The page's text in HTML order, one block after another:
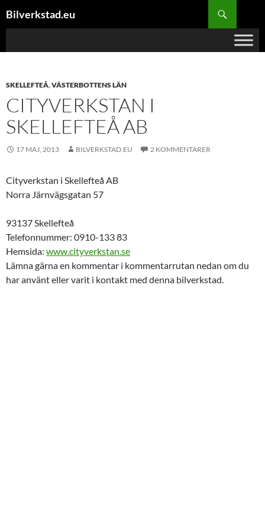
tillBilverkstad.eu
SKELLEFTEÅ,VÄSTERBOTTENS LÄN
CITYVERKSTAN I
SKELLEFTEÅ AB
17 MAJ, 2013 BILVERKSTAD.EU 2 KOMMENTARER
Cityverkstan i Skellefteå AB
Norra Järnvägsgatan 57
93137 Skellefteå
Telefonnummer: 0910-133 83
Hemsida: www.cityverkstan.se
Lämna gärna en kommentar i kommentarrutan nedan om du
har använt eller varit i kontakt med denna bilverkstad.